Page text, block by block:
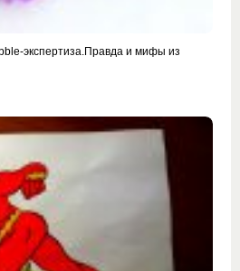
экспертиза.Правда и мифы из